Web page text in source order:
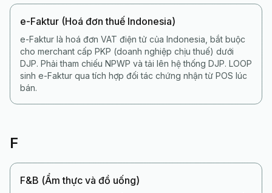
e-Faktur (Hoá đơn thuế Indonesia)
e-Faktur là hoá đơn VAT điện tử của Indonesia, bắt buộc
cho merchant cấp PKP (doanh nghiệp chịu thuế) dưới
DJP. Phải tham chiếu NPWP và tải lên hệ thống DJP. LOOP
sinh e-Faktur qua tích hợp đối tác chứng nhận từ POS lúc
bán.
F
F&B (Ẩm thực và đồ uống)